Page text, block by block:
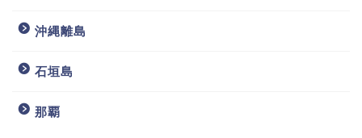
沖縄離島
石垣島
那覇